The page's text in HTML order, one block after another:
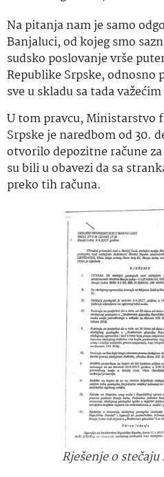
Na pitanja nam je samo
Banjaluci, od kojeg smo
sudsko poslovanje vrše
Republike Srpske, odnosno
sve u skladu sa tada
U tom pravcu, Ministarstvo
Srpske je naredbom od 30.
otvorilo depozitne račune
su bili u obavezi da sa
preko tih računa.
Rješenje o